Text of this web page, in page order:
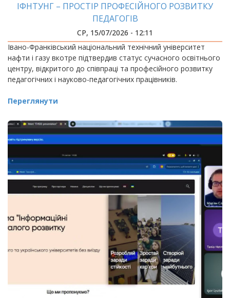
ІФНТУНГ – ПРОСТІР ПРОФЕСІЙНОГО РОЗВИТКУ
ПЕДАГОГІВ
СР, 15/07/2026 - 12:11
Івано-Франківський національний технічний університет
нафти і газу вкотре підтвердив статус сучасного освітнього
центру, відкритого до співпраці та професійного розвитку
педагогічних і науково-педагогічних працівників.
Переглянути